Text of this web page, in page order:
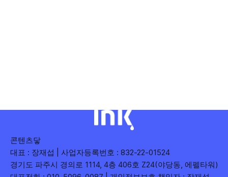
콘텐츠닿
대표 : 장재섭 | 사업자등록번호 : 832-22-01524
경기도 파주시 경의로 1114, 4층 406호 Z24(야당동, 에펠타워)